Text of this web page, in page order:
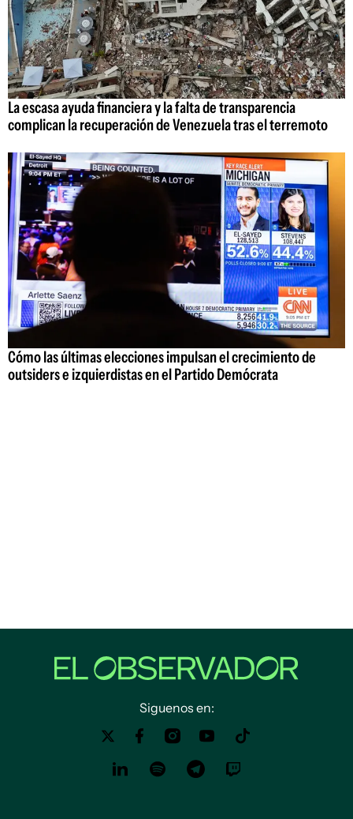
La escasa ayuda financiera y la falta de transparencia
complican la recuperación de Venezuela tras el terremoto
Cómo las últimas elecciones impulsan el crecimiento de
outsiders e izquierdistas en el Partido Demócrata
Siguenos en: